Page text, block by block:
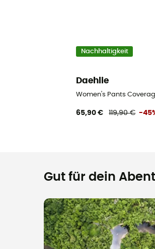
Nachhaltigkeit
Daehlie
Women's Pants
65,90 € 119,90 € -
Gut für dein